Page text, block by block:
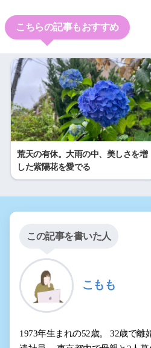
こちらの記事もおすすめ
荒天の有休。大雨の中、美しさを増
した紫陽花を愛でる
この記事を書いた人
こもも
1973年生まれの52歳。 32歳で離